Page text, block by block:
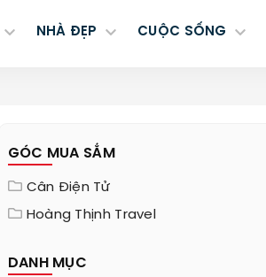
NHÀ ĐẸP CUỘC SỐNG
GÓC MUA SẮM
Cân Điện Tử
Hoàng Thịnh Travel
DANH MỤC